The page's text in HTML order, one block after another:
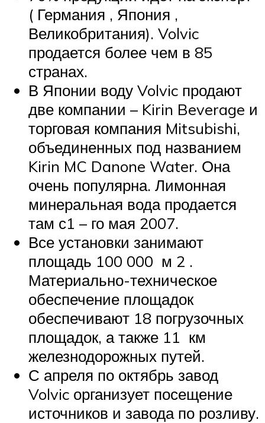
( Германия , Япония ,
Великобритания). Volvic
продается более чем в 85
странах.
В Японии воду Volvic продают
две компании – Kirin Beverage и
торговая компания Mitsubishi,
объединенных под названием
Kirin MC Danone Water. Она
очень популярна. Лимонная
минеральная вода продается
там с1 – го мая 2007.
Все установки занимают
площадь 100 000 м 2 .
Материально-техническое
обеспечение площадок
обеспечивают 18 погрузочных
площадок, а также 11 км
железнодорожных путей.
С апреля по октябрь завод
Volvic организует посещение
источников и завода по розливу.